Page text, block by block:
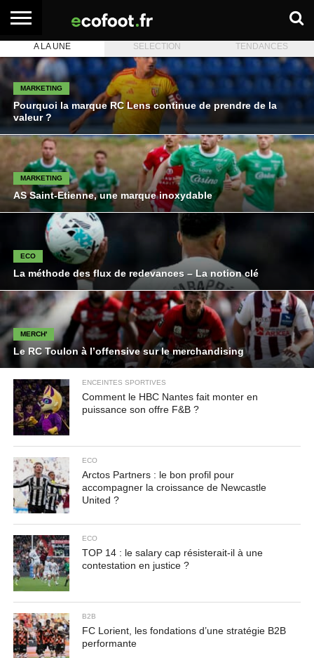
ACCUEIL
ARTICLES
PREMIUM
ADHÉSION
PREMIUM
SE
CONNECTER
EMPLOI
BOITE
À
OUTILS
A LA UNE SELECTION TENDANCES
MARKETING
Pourquoi la marque RC Lens continue de prendre de la
valeur ?
MARKETING
AS Saint-Etienne, une marque inoxydable
ECO
La méthode des flux de redevances – La notion clé
MERCH'
Le RC Toulon à l’offensive sur le merchandising
ENCEINTES SPORTIVES
Comment le HBC Nantes fait monter en
puissance son offre F&B ?
ECO
Arctos Partners : le bon profil pour
accompagner la croissance de Newcastle
United ?
ECO
TOP 14 : le salary cap résisterait-il à une
contestation en justice ?
B2B
FC Lorient, les fondations d’une stratégie B2B
performante